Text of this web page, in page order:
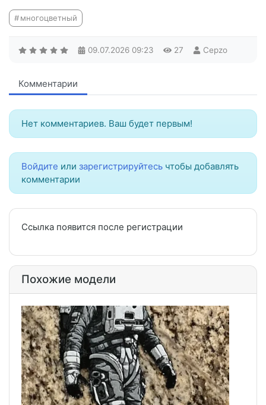
многоцветный
09.07.2026 09:23 27 Cepzo
Комментарии
Нет комментариев. Ваш будет первым!
Войдите или зарегистрируйтесь чтобы добавлять
комментарии
Ссылка появится после регистрации
Похожие модели